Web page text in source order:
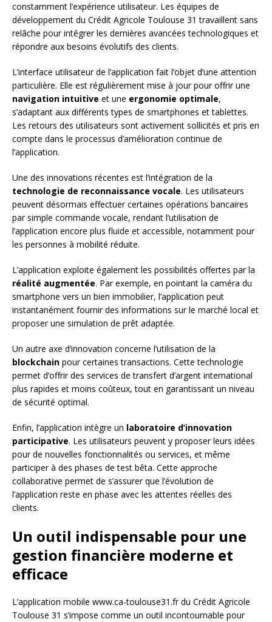
constamment l’expérience utilisateur. Les équipes de
développement du Crédit Agricole Toulouse 31 travaillent sans
relâche pour intégrer les dernières avancées technologiques et
répondre aux besoins évolutifs des clients.
L’interface utilisateur de l’application fait l’objet d’une attention
particulière. Elle est régulièrement mise à jour pour offrir une
navigation intuitive et une ergonomie optimale,
s’adaptant aux différents types de smartphones et tablettes.
Les retours des utilisateurs sont activement sollicités et pris en
compte dans le processus d’amélioration continue de
l’application.
Une des innovations récentes est l’intégration de la
technologie de reconnaissance vocale. Les utilisateurs
peuvent désormais effectuer certaines opérations bancaires
par simple commande vocale, rendant l’utilisation de
l’application encore plus fluide et accessible, notamment pour
les personnes à mobilité réduite.
L’application exploite également les possibilités offertes par la
réalité augmentée. Par exemple, en pointant la caméra du
smartphone vers un bien immobilier, l’application peut
instantanément fournir des informations sur le marché local et
proposer une simulation de prêt adaptée.
Un autre axe d’innovation concerne l’utilisation de la
blockchain pour certaines transactions. Cette technologie
permet d’offrir des services de transfert d’argent international
plus rapides et moins coûteux, tout en garantissant un niveau
de sécurité optimal.
Enfin, l’application intègre un laboratoire d’innovation
participative. Les utilisateurs peuvent y proposer leurs idées
pour de nouvelles fonctionnalités ou services, et même
participer à des phases de test bêta. Cette approche
collaborative permet de s’assurer que l’évolution de
l’application reste en phase avec les attentes réelles des
clients.
Un outil indispensable pour une
gestion financière moderne et
efficace
L’application mobile www.ca-toulouse31.fr du Crédit Agricole
Toulouse 31 s’impose comme un outil incontournable pour